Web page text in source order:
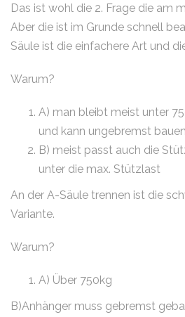
Das ist wohl die 2. Frage die am
Aber die ist im Grunde schnell
Säule ist die einfachere Art und
Warum?
A) man bleibt meist unter
und kann ungebremst bauen
B) meist passt auch die
unter die max. Stützlast
An der A-Säule trennen ist die
Variante.
Warum?
A) Über 750kg
B)Anhänger muss gebremst